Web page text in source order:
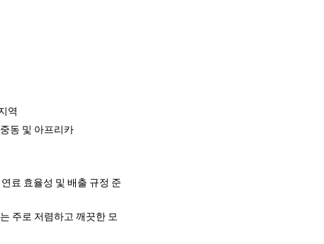
역
동 및 아프리카
료 효율성 및 배출 규정 준
주로 저렴하고 깨끗한 모